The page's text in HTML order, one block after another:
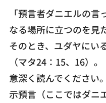
「預言者ダニエルの
なる場所に立つのを
そのとき、ユダヤにい
（マタ24：15、16）
意深く読んでください
示預言（ここではダニ